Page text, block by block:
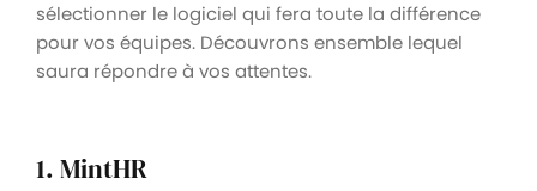
sélectionner le logiciel qui fera toute la différence
pour vos équipes. Découvrons ensemble lequel
saura répondre à vos attentes.
1. MintHR